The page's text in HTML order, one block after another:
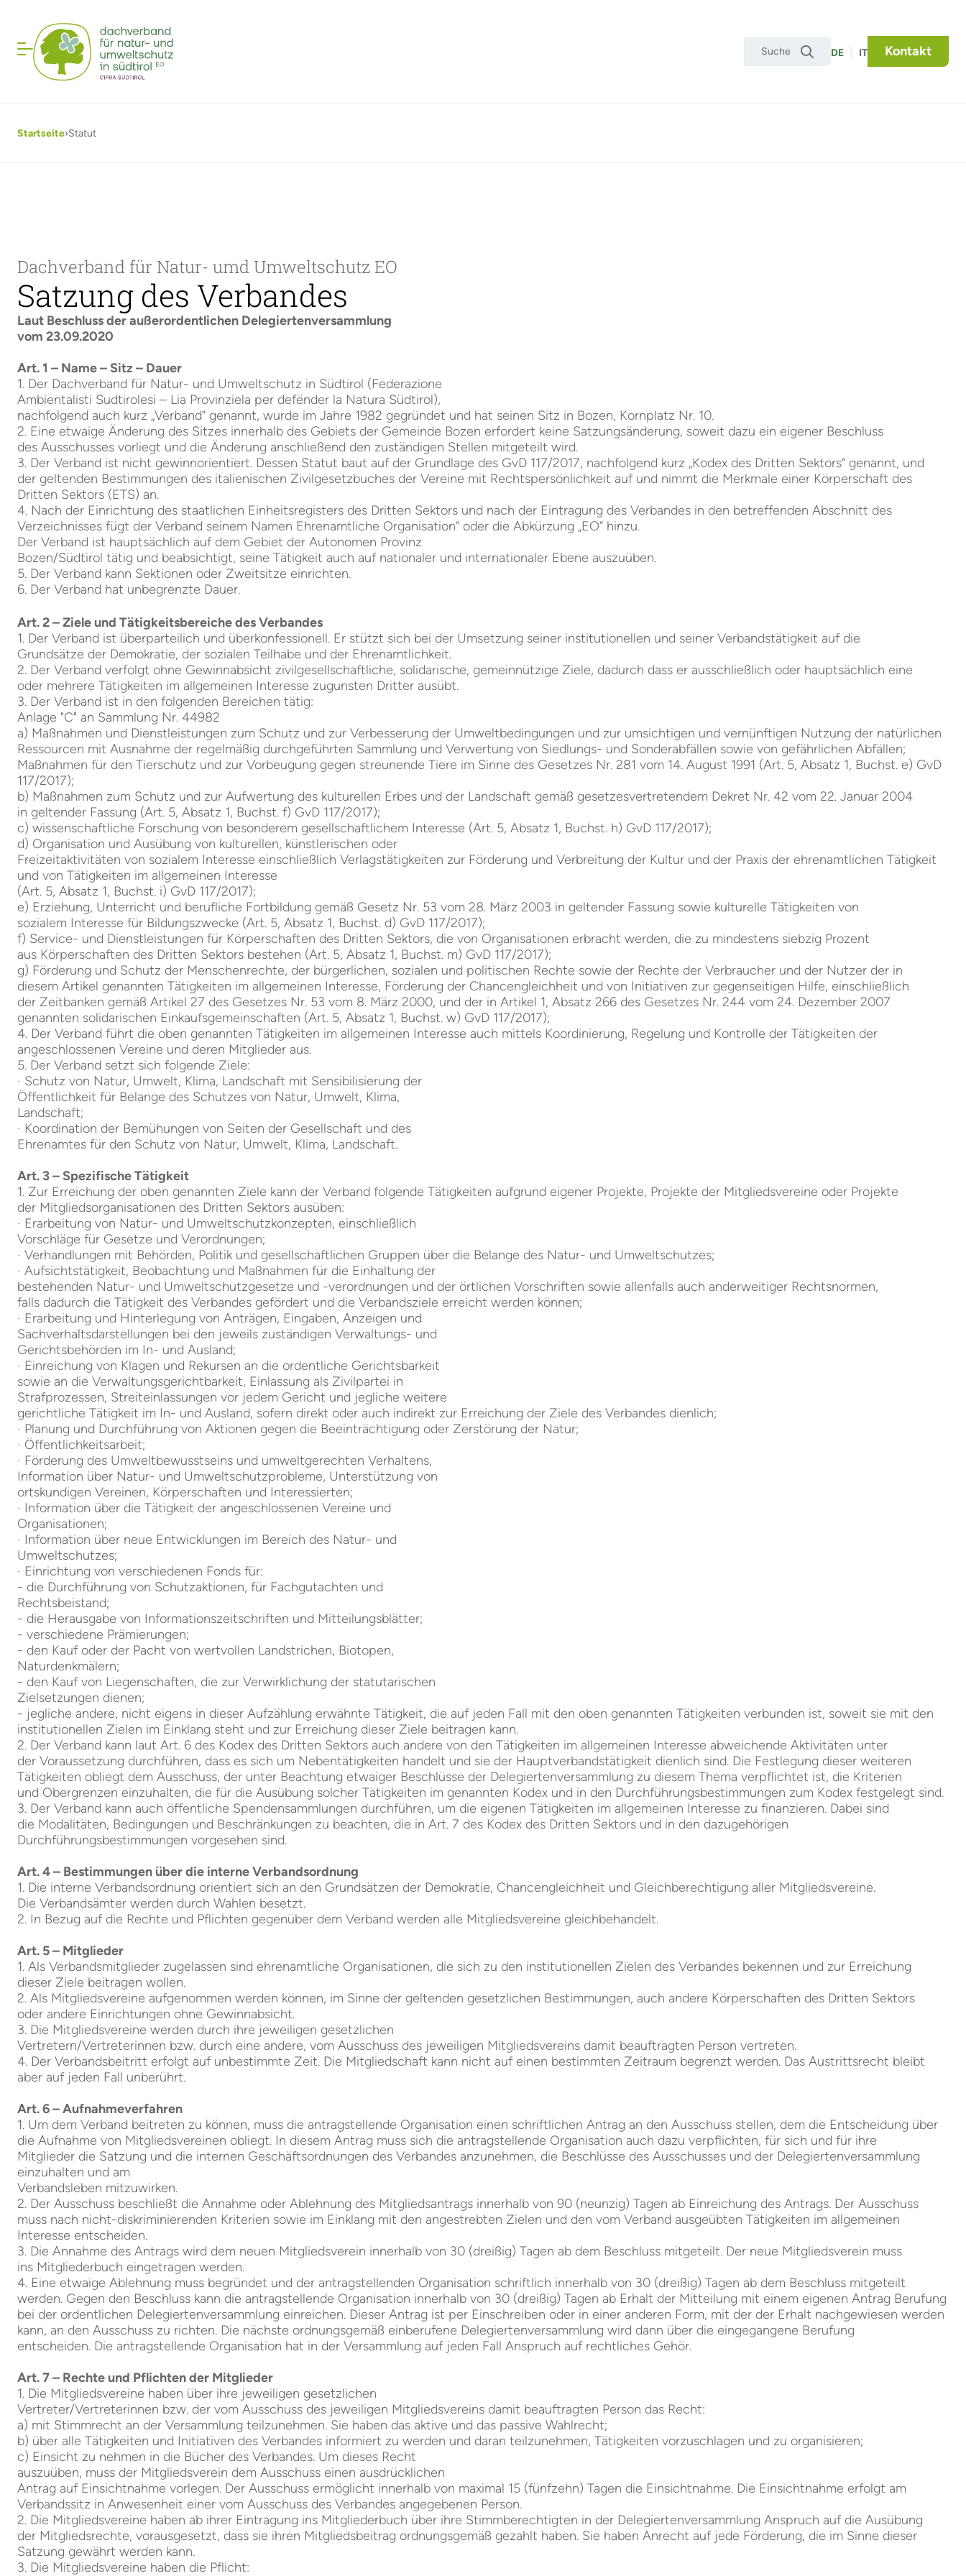
 DE IT Kontakt
Startseite›Statut
Dachverband für Natur- umd Umweltschutz EO
Satzung des Verbandes
Laut Beschluss der außerordentlichen Delegiertenversammlung
vom 23.09.2020
Art. 1 – Name – Sitz – Dauer
1. Der Dachverband für Natur- und Umweltschutz in Südtirol (Federazione
Ambientalisti Sudtirolesi – Lia Provinziela per defënder la Natura Südtirol),
nachfolgend auch kurz „Verband” genannt, wurde im Jahre 1982 gegründet und hat seinen Sitz in Bozen, Kornplatz Nr. 10.
2. Eine etwaige Änderung des Sitzes innerhalb des Gebiets der Gemeinde Bozen erfordert keine Satzungsänderung, soweit dazu ein eigener Beschluss
des Ausschusses vorliegt und die Änderung anschließend den zuständigen Stellen mitgeteilt wird.
3. Der Verband ist nicht gewinnorientiert. Dessen Statut baut auf der Grundlage des GvD 117/2017, nachfolgend kurz „Kodex des Dritten Sektors“ genannt, und
der geltenden Bestimmungen des italienischen Zivilgesetzbuches der Vereine mit Rechtspersönlichkeit auf und nimmt die Merkmale einer Körperschaft des
Dritten Sektors (ETS) an.
4. Nach der Einrichtung des staatlichen Einheitsregisters des Dritten Sektors und nach der Eintragung des Verbandes in den betreffenden Abschnitt des
Verzeichnisses fügt der Verband seinem Namen Ehrenamtliche Organisation” oder die Abkürzung „EO” hinzu.
Der Verband ist hauptsächlich auf dem Gebiet der Autonomen Provinz
Bozen/Südtirol tätig und beabsichtigt, seine Tätigkeit auch auf nationaler und internationaler Ebene auszuüben.
5. Der Verband kann Sektionen oder Zweitsitze einrichten.
6. Der Verband hat unbegrenzte Dauer.
Art. 2 – Ziele und Tätigkeitsbereiche des Verbandes
1. Der Verband ist überparteilich und überkonfessionell. Er stützt sich bei der Umsetzung seiner institutionellen und seiner Verbandstätigkeit auf die
Grundsätze der Demokratie, der sozialen Teilhabe und der Ehrenamtlichkeit.
2. Der Verband verfolgt ohne Gewinnabsicht zivilgesellschaftliche, solidarische, gemeinnützige Ziele, dadurch dass er ausschließlich oder hauptsächlich eine
oder mehrere Tätigkeiten im allgemeinen Interesse zugunsten Dritter ausübt.
3. Der Verband ist in den folgenden Bereichen tätig:
Anlage "C" an Sammlung Nr. 44982
a) Maßnahmen und Dienstleistungen zum Schutz und zur Verbesserung der Umweltbedingungen und zur umsichtigen und vernünftigen Nutzung der natürlichen
Ressourcen mit Ausnahme der regelmäßig durchgeführten Sammlung und Verwertung von Siedlungs- und Sonderabfällen sowie von gefährlichen Abfällen;
Maßnahmen für den Tierschutz und zur Vorbeugung gegen streunende Tiere im Sinne des Gesetzes Nr. 281 vom 14. August 1991 (Art. 5, Absatz 1, Buchst. e) GvD
117/2017);
b) Maßnahmen zum Schutz und zur Aufwertung des kulturellen Erbes und der Landschaft gemäß gesetzesvertretendem Dekret Nr. 42 vom 22. Januar 2004
in geltender Fassung (Art. 5, Absatz 1, Buchst. f) GvD 117/2017);
c) wissenschaftliche Forschung von besonderem gesellschaftlichem Interesse (Art. 5, Absatz 1, Buchst. h) GvD 117/2017);
d) Organisation und Ausübung von kulturellen, künstlerischen oder
Freizeitaktivitäten von sozialem Interesse einschließlich Verlagstätigkeiten zur Förderung und Verbreitung der Kultur und der Praxis der ehrenamtlichen Tätigkeit
und von Tätigkeiten im allgemeinen Interesse
(Art. 5, Absatz 1, Buchst. i) GvD 117/2017);
e) Erziehung, Unterricht und berufliche Fortbildung gemäß Gesetz Nr. 53 vom 28. März 2003 in geltender Fassung sowie kulturelle Tätigkeiten von
sozialem Interesse für Bildungszwecke (Art. 5, Absatz 1, Buchst. d) GvD 117/2017);
f) Service- und Dienstleistungen für Körperschaften des Dritten Sektors, die von Organisationen erbracht werden, die zu mindestens siebzig Prozent
aus Körperschaften des Dritten Sektors bestehen (Art. 5, Absatz 1, Buchst. m) GvD 117/2017);
g) Förderung und Schutz der Menschenrechte, der bürgerlichen, sozialen und politischen Rechte sowie der Rechte der Verbraucher und der Nutzer der in
diesem Artikel genannten Tätigkeiten im allgemeinen Interesse, Förderung der Chancengleichheit und von Initiativen zur gegenseitigen Hilfe, einschließlich
der Zeitbanken gemäß Artikel 27 des Gesetzes Nr. 53 vom 8. März 2000, und der in Artikel 1, Absatz 266 des Gesetzes Nr. 244 vom 24. Dezember 2007
genannten solidarischen Einkaufsgemeinschaften (Art. 5, Absatz 1, Buchst. w) GvD 117/2017);
4. Der Verband führt die oben genannten Tätigkeiten im allgemeinen Interesse auch mittels Koordinierung, Regelung und Kontrolle der Tätigkeiten der
angeschlossenen Vereine und deren Mitglieder aus.
5. Der Verband setzt sich folgende Ziele:
· Schutz von Natur, Umwelt, Klima, Landschaft mit Sensibilisierung der
Öffentlichkeit für Belange des Schutzes von Natur, Umwelt, Klima,
Landschaft;
· Koordination der Bemühungen von Seiten der Gesellschaft und des
Ehrenamtes für den Schutz von Natur, Umwelt, Klima, Landschaft.
Art. 3 – Spezifische Tätigkeit
1. Zur Erreichung der oben genannten Ziele kann der Verband folgende Tätigkeiten aufgrund eigener Projekte, Projekte der Mitgliedsvereine oder Projekte
der Mitgliedsorganisationen des Dritten Sektors ausüben:
· Erarbeitung von Natur- und Umweltschutzkonzepten, einschließlich
Vorschläge für Gesetze und Verordnungen;
· Verhandlungen mit Behörden, Politik und gesellschaftlichen Gruppen über die Belange des Natur- und Umweltschutzes;
· Aufsichtstätigkeit, Beobachtung und Maßnahmen für die Einhaltung der
bestehenden Natur- und Umweltschutzgesetze und -verordnungen und der örtlichen Vorschriften sowie allenfalls auch anderweitiger Rechtsnormen,
falls dadurch die Tätigkeit des Verbandes gefördert und die Verbandsziele erreicht werden können;
· Erarbeitung und Hinterlegung von Anträgen, Eingaben, Anzeigen und
Sachverhaltsdarstellungen bei den jeweils zuständigen Verwaltungs- und
Gerichtsbehörden im In- und Ausland;
· Einreichung von Klagen und Rekursen an die ordentliche Gerichtsbarkeit
sowie an die Verwaltungsgerichtbarkeit, Einlassung als Zivilpartei in
Strafprozessen, Streiteinlassungen vor jedem Gericht und jegliche weitere
gerichtliche Tätigkeit im In- und Ausland, sofern direkt oder auch indirekt zur Erreichung der Ziele des Verbandes dienlich;
· Planung und Durchführung von Aktionen gegen die Beeinträchtigung oder Zerstörung der Natur;
· Öffentlichkeitsarbeit;
· Förderung des Umweltbewusstseins und umweltgerechten Verhaltens,
Information über Natur- und Umweltschutzprobleme, Unterstützung von
ortskundigen Vereinen, Körperschaften und Interessierten;
· Information über die Tätigkeit der angeschlossenen Vereine und
Organisationen;
· Information über neue Entwicklungen im Bereich des Natur- und
Umweltschutzes;
· Einrichtung von verschiedenen Fonds für:
- die Durchführung von Schutzaktionen, für Fachgutachten und
Rechtsbeistand;
- die Herausgabe von Informationszeitschriften und Mitteilungsblätter;
- verschiedene Prämierungen;
- den Kauf oder der Pacht von wertvollen Landstrichen, Biotopen,
Naturdenkmälern;
- den Kauf von Liegenschaften, die zur Verwirklichung der statutarischen
Zielsetzungen dienen;
- jegliche andere, nicht eigens in dieser Aufzählung erwähnte Tätigkeit, die auf jeden Fall mit den oben genannten Tätigkeiten verbunden ist, soweit sie mit den
institutionellen Zielen im Einklang steht und zur Erreichung dieser Ziele beitragen kann.
2. Der Verband kann laut Art. 6 des Kodex des Dritten Sektors auch andere von den Tätigkeiten im allgemeinen Interesse abweichende Aktivitäten unter
der Voraussetzung durchführen, dass es sich um Nebentätigkeiten handelt und sie der Hauptverbandstätigkeit dienlich sind. Die Festlegung dieser weiteren
Tätigkeiten obliegt dem Ausschuss, der unter Beachtung etwaiger Beschlüsse der Delegiertenversammlung zu diesem Thema verpflichtet ist, die Kriterien
und Obergrenzen einzuhalten, die für die Ausübung solcher Tätigkeiten im genannten Kodex und in den Durchführungsbestimmungen zum Kodex festgelegt sind.
3. Der Verband kann auch öffentliche Spendensammlungen durchführen, um die eigenen Tätigkeiten im allgemeinen Interesse zu finanzieren. Dabei sind
die Modalitäten, Bedingungen und Beschränkungen zu beachten, die in Art. 7 des Kodex des Dritten Sektors und in den dazugehörigen
Durchführungsbestimmungen vorgesehen sind.
Art. 4 – Bestimmungen über die interne Verbandsordnung
1. Die interne Verbandsordnung orientiert sich an den Grundsätzen der Demokratie, Chancengleichheit und Gleichberechtigung aller Mitgliedsvereine.
Die Verbandsämter werden durch Wahlen besetzt.
2. In Bezug auf die Rechte und Pflichten gegenüber dem Verband werden alle Mitgliedsvereine gleichbehandelt.
Art. 5 – Mitglieder
1. Als Verbandsmitglieder zugelassen sind ehrenamtliche Organisationen, die sich zu den institutionellen Zielen des Verbandes bekennen und zur Erreichung
dieser Ziele beitragen wollen.
2. Als Mitgliedsvereine aufgenommen werden können, im Sinne der geltenden gesetzlichen Bestimmungen, auch andere Körperschaften des Dritten Sektors
oder andere Einrichtungen ohne Gewinnabsicht.
3. Die Mitgliedsvereine werden durch ihre jeweiligen gesetzlichen
Vertretern/Vertreterinnen bzw. durch eine andere, vom Ausschuss des jeweiligen Mitgliedsvereins damit beauftragten Person vertreten.
4. Der Verbandsbeitritt erfolgt auf unbestimmte Zeit. Die Mitgliedschaft kann nicht auf einen bestimmten Zeitraum begrenzt werden. Das Austrittsrecht bleibt
aber auf jeden Fall unberührt.
Art. 6 – Aufnahmeverfahren
1. Um dem Verband beitreten zu können, muss die antragstellende Organisation einen schriftlichen Antrag an den Ausschuss stellen, dem die Entscheidung über
die Aufnahme von Mitgliedsvereinen obliegt. In diesem Antrag muss sich die antragstellende Organisation auch dazu verpflichten, für sich und für ihre
Mitglieder die Satzung und die internen Geschäftsordnungen des Verbandes anzunehmen, die Beschlüsse des Ausschusses und der Delegiertenversammlung
einzuhalten und am
Verbandsleben mitzuwirken.
2. Der Ausschuss beschließt die Annahme oder Ablehnung des Mitgliedsantrags innerhalb von 90 (neunzig) Tagen ab Einreichung des Antrags. Der Ausschuss
muss nach nicht-diskriminierenden Kriterien sowie im Einklang mit den angestrebten Zielen und den vom Verband ausgeübten Tätigkeiten im allgemeinen
Interesse entscheiden.
3. Die Annahme des Antrags wird dem neuen Mitgliedsverein innerhalb von 30 (dreißig) Tagen ab dem Beschluss mitgeteilt. Der neue Mitgliedsverein muss
ins Mitgliederbuch eingetragen werden.
4. Eine etwaige Ablehnung muss begründet und der antragstellenden Organisation schriftlich innerhalb von 30 (dreißig) Tagen ab dem Beschluss mitgeteilt
werden. Gegen den Beschluss kann die antragstellende Organisation innerhalb von 30 (dreißig) Tagen ab Erhalt der Mitteilung mit einem eigenen Antrag Berufung
bei der ordentlichen Delegiertenversammlung einreichen. Dieser Antrag ist per Einschreiben oder in einer anderen Form, mit der der Erhalt nachgewiesen werden
kann, an den Ausschuss zu richten. Die nächste ordnungsgemäß einberufene Delegiertenversammlung wird dann über die eingegangene Berufung
entscheiden. Die antragstellende Organisation hat in der Versammlung auf jeden Fall Anspruch auf rechtliches Gehör.
Art. 7 – Rechte und Pflichten der Mitglieder
1. Die Mitgliedsvereine haben über ihre jeweiligen gesetzlichen
Vertreter/Vertreterinnen bzw. der vom Ausschuss des jeweiligen Mitgliedsvereins damit beauftragten Person das Recht:
a) mit Stimmrecht an der Versammlung teilzunehmen. Sie haben das aktive und das passive Wahlrecht;
b) über alle Tätigkeiten und Initiativen des Verbandes informiert zu werden und daran teilzunehmen, Tätigkeiten vorzuschlagen und zu organisieren;
c) Einsicht zu nehmen in die Bücher des Verbandes. Um dieses Recht
auszuüben, muss der Mitgliedsverein dem Ausschuss einen ausdrücklichen
Antrag auf Einsichtnahme vorlegen. Der Ausschuss ermöglicht innerhalb von maximal 15 (fünfzehn) Tagen die Einsichtnahme. Die Einsichtnahme erfolgt am
Verbandssitz in Anwesenheit einer vom Ausschuss des Verbandes angegebenen Person.
2. Die Mitgliedsvereine haben ab ihrer Eintragung ins Mitgliederbuch über ihre Stimmberechtigten in der Delegiertenversammlung Anspruch auf die Ausübung
der Mitgliedsrechte, vorausgesetzt, dass sie ihren Mitgliedsbeitrag ordnungsgemäß gezahlt haben. Sie haben Anrecht auf jede Förderung, die im Sinne dieser
Satzung gewährt werden kann.
3. Die Mitgliedsvereine haben die Pflicht: